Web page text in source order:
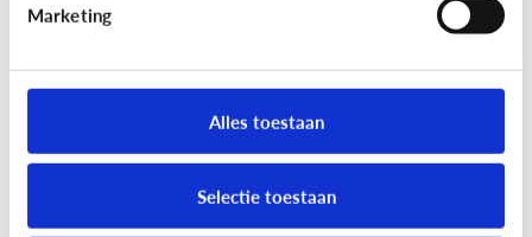
Marketing
Alles toestaan
Selectie toestaan
[Klik & Print]Slim speelgoed: waar
moet ik op letten?